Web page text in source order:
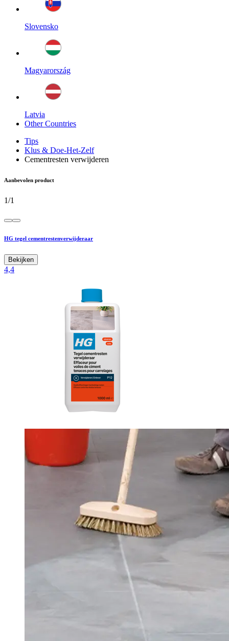
Slovensko
Magyarország
Latvia
Other Countries
Tips
Klus & Doe-Het-Zelf
Cementresten verwijderen
Aanbevolen product
1/1
HG tegel cementrestenverwijderaar
Bekijken
4,4